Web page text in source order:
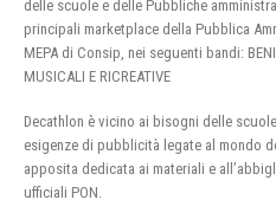
delle scuole e delle Pubbliche
principali marketplace della Pubblica
MEPA di Consip, nei seguenti bandi:
MUSICALI E RICREATIVE
Decathlon è vicino ai bisogni delle
esigenze di pubblicità legate al mondo
apposita dedicata ai materiali e
ufficiali PON.